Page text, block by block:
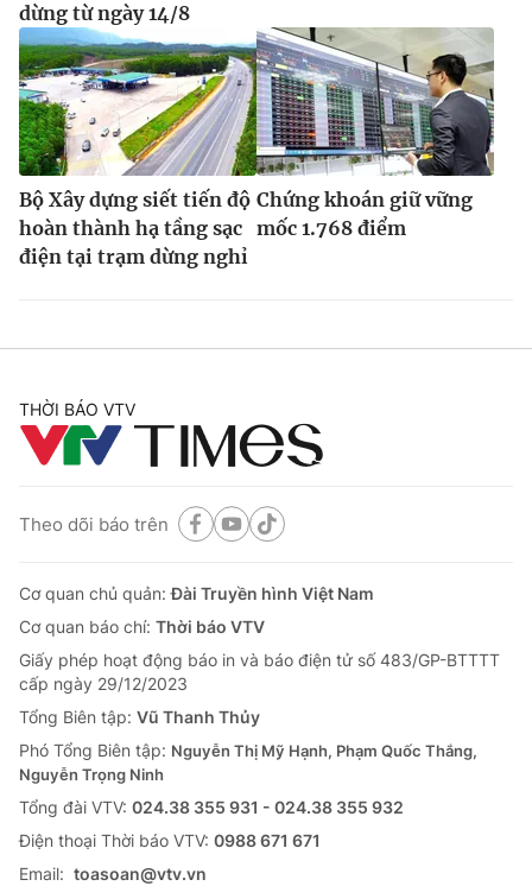
dừng từ ngày 14/8
Bộ Xây dựng siết tiến độ
hoàn thành hạ tầng sạc
điện tại trạm dừng nghỉ
Chứng khoán giữ vững
mốc 1.768 điểm
THỜI BÁO VTV
Theo dõi báo trên
Cơ quan chủ quản:Đài Truyền hình Việt Nam
Cơ quan báo chí: Thời báo VTV
Giấy phép hoạt động báo in và báo điện tử số 483/GP-BTTTT
cấp ngày 29/12/2023
Tổng Biên tập: Vũ Thanh Thủy
Phó Tổng Biên tập: Nguyễn Thị Mỹ Hạnh, Phạm Quốc Thắng,
Nguyễn Trọng Ninh
Tổng đài VTV: 024.38 355 931 - 024.38 355 932
Ðiện thoại Thời báo VTV: 0988 671 671
Email: toasoan@vtv.vn